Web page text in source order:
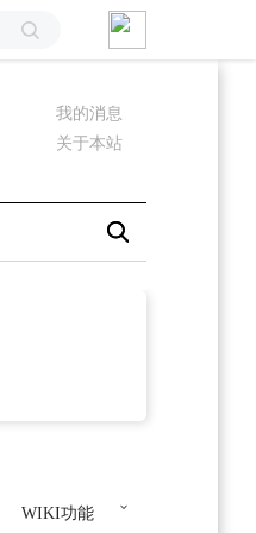
我的消息
关于本站
WIKI功能